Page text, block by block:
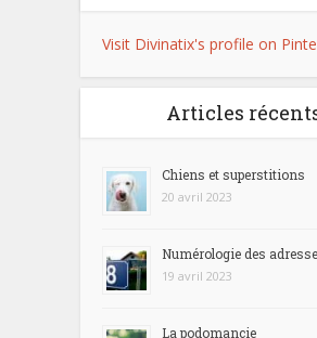
Visit Divinatix's profile on
Articles
Chiens et superstitions
20 avril 2023
Numérologie des
19 avril 2023
La podomancie